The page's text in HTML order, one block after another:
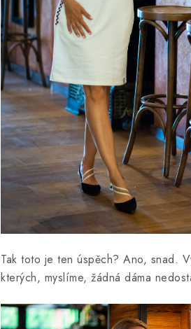
Tak toto je ten úspěch? Ano, snad.
kterých, myslíme, žádná dáma